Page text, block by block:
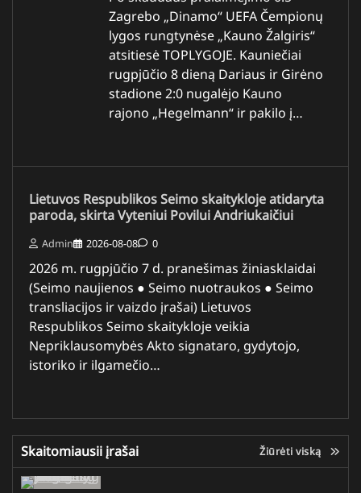
Zagrebo „Dinamo“ UEFA Čempionų
lygos rungtynėse „Kauno Žalgiris“
atsitiesė TOPLYGOJE. Kauniečiai
rugpjūčio 8 dieną Dariaus ir Girėno
stadione 2:0 nugalėjo Kauno
rajono „Hegelmann“ ir pakilo į…
Lietuvos Respublikos Seimo skaitykloje atidaryta
paroda, skirta Vyteniui Povilui Andriukaičiui
Admin 2026-08-08 0
2026 m. rugpjūčio 7 d. pranešimas žiniasklaidai
(Seimo naujienos ● Seimo nuotraukos ● Seimo
transliacijos ir vaizdo įrašai) Lietuvos
Respublikos Seimo skaitykloje veikia
Nepriklausomybės Akto signataro, gydytojo,
istoriko ir ilgamečio…
Skaitomiausii įrašai Žiūrėti viską